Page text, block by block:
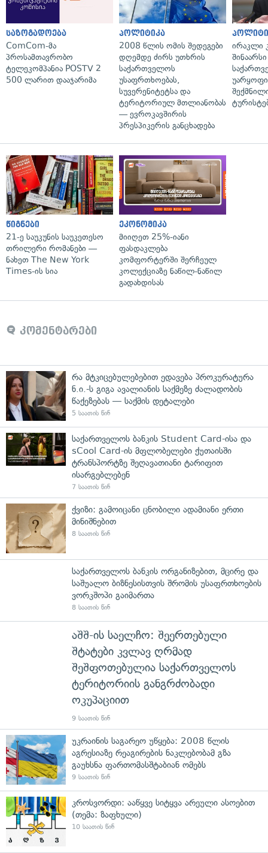
საზოგადოება
ComCom-მა
პროსამთავრობო
ტელეკომპანია POSTV 2
500 ლარით დააჯარიმა
პოლიტიკა
2008 წლის ომის შედეგები
დღემდე ძირს უთხრის
საქართველოს
უსაფრთხოებას,
სუვერენიტეტსა და
ტერიტორიულ მთლიანობას
— ევროკავშირის
პრესპიკერის განცხადება
ირაკლი
წიგნები
21-ე საუკუნის საუკეთესო
თრილერი რომანები —
ნახეთ The New York
Times-ის სია
ეკონომიკა
მიიღეთ 25%-იანი
ფასდაკლება
კომფორტერში შერჩეულ
კოლექციაზე ნაწილ-ნაწილ
გადახდისას
კომენტარები
რა მტკიცებულებებით ედავება პროკურატურა
ნ.ი.-ს გიგა ავალიანის საქმეზე ძალადობის
წაქეზებას — საქმის დეტალები
5 საათის წინ
საქართველოს ბანკის Student Card-ისა და
sCool Card-ის მფლობელები ქუთაისში
ტრანსპორტზე შეღავათიანი ტარიფით
ისარგებლებენ
7 საათის წინ
ქვიზი: გამოიცანი ცნობილი ადამიანი ერთი
მინიშნებით
8 საათის წინ
საქართველოს ბანკის ორგანიზებით, მცირე და
საშუალო ბიზნესისთვის შრომის უსაფრთხოების
ვორკშოპი გაიმართა
8 საათის წინ
აშშ-ის საელჩო: შეერთებული
შტატები კვლავ ღრმად
შეშფოთებულია საქართველოს
ტერიტორიის განგრძობადი
ოკუპაციით
9 საათის წინ
უკრაინის საგარეო უწყება: 2008 წლის
აგრესიაზე რეაგირების ნაკლებობამ გზა
გაუხსნა ფართომასშტაბიან ომებს
9 საათის წინ
კროსვორდი: ააწყვე სიტყვა არეული ასოებით
(თემა: ზაფხული)
10 საათის წინ